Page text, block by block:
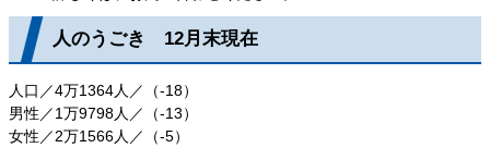
人のうごき 12月末現在
人口／4万1364人／（-18）
男性／1万9798人／（-13）
女性／2万1566人／（-5）